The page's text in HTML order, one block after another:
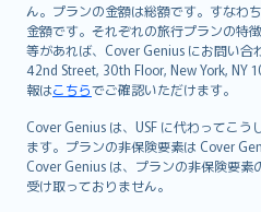
ん。プランの金額は総額です。すなわ
金額です。それぞれの旅行プランの特
等があれば、Cover Genius にお問い合
42nd Street, 30th Floor, New York, NY
報はこちらでご確認いただけます。
Cover Genius は、USF に代わってこ
ます。プランの非保険要素は Cover
Cover Genius は、プランの非保険要素
受け取っておりません。